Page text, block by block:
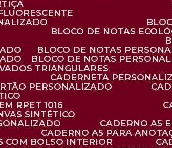
BLOCO DE NOTAS
BLOCO DE NOTAS
BLOCO DE NOTAS
TRIANGULARES
CADERNETA
PERSONALIZADO
RPET 1016
SINTÉTICO
CADERNO A5
CADERNO A5 PARA
COM BOLSO INTERIOR